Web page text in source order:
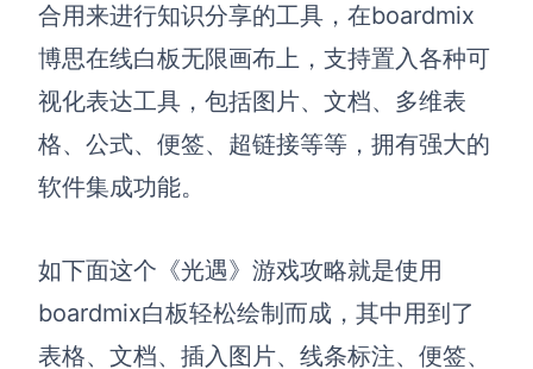
合用来进行知识分享的工具，在boardmix
博思在线白板无限画布上，支持置入各种可
视化表达工具，包括图片、文档、多维表
格、公式、便签、超链接等等，拥有强大的
软件集成功能。
如下面这个《光遇》游戏攻略就是使用
boardmix白板轻松绘制而成，其中用到了
表格、文档、插入图片、线条标注、便签、